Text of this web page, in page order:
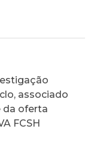
associado
da oferta
FCSH